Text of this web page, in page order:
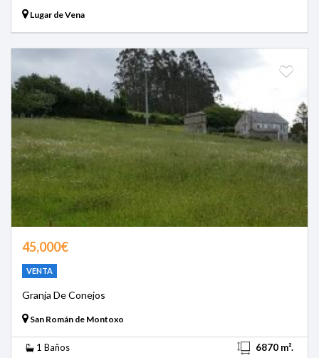
Lugar de Vena
45,000€
VENTA
Granja De Conejos
San Román de Montoxo
1 Baños 6870 m².